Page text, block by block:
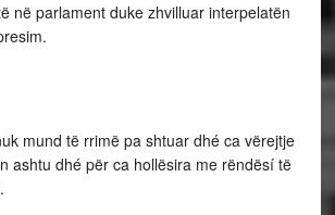
në parlament duke zhvilluar interpelatën
mund të rrimë pa shtuar dhé ca vërejtje
ashtu dhé për ca hollësira me rëndësí të